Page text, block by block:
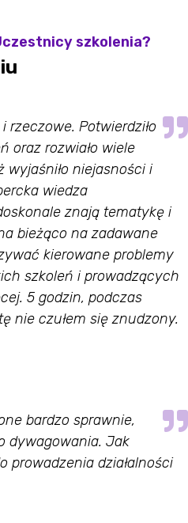
szkolenia?
rzeczowe. Potwierdziło
oraz rozwiało wiele
wyjaśniło niejasności i
wiedza
znają tematykę i
bieżąco na zadawane
kierowane problemy
szkoleń i prowadzących
5 godzin, podczas
nie czułem się znudzony.
bardzo sprawnie,
dywagowania. Jak
prowadzenia działalności